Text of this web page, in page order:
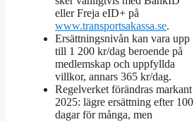
eller Freja eID+ på
www.transportsakassa.se.
Ersättningsnivån kan vara upp
till 1 200 kr/dag beroende på
medlemskap och uppfyllda
villkor, annars 365 kr/dag.
Regelverket förändras markant
2025: lägre ersättning efter 100
dagar för många, men